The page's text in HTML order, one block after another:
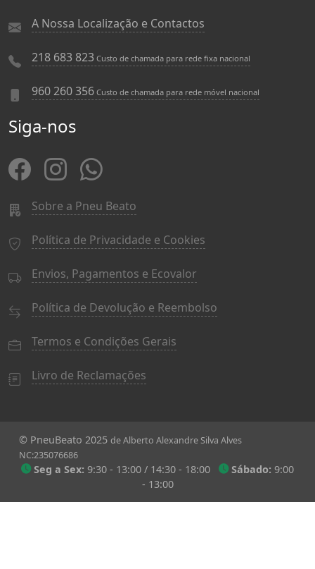
A Nossa Localização e Contactos
218 683 823 Custo de chamada para rede fixa nacional
960 260 356 Custo de chamada para rede móvel nacional
Siga-nos
Sobre a Pneu Beato
Política de Privacidade e Cookies
Envios, Pagamentos e Ecovalor
Política de Devolução e Reembolso
Termos e Condições Gerais
Livro de Reclamações
© PneuBeato 2025 de Alberto Alexandre Silva Alves
NC:235076686
Seg a Sex: 9:30 - 13:00 / 14:30 - 18:00 Sábado: 9:00
- 13:00